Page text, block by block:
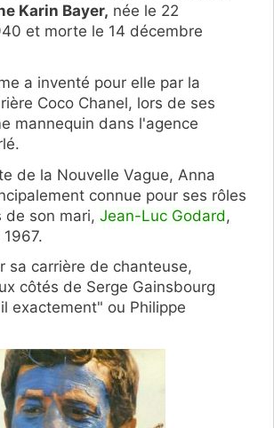
Karin Bayer, née le 22
et morte le 14 décembre
a inventé pour elle par la
Coco Chanel, lors de ses
mannequin dans l'agence
de la Nouvelle Vague, Anna
connue pour ses rôles
de son mari, Jean-Luc Godard ,
sa carrière de chanteuse,
côtés de Serge Gainsbourg
exactement" ou Philippe